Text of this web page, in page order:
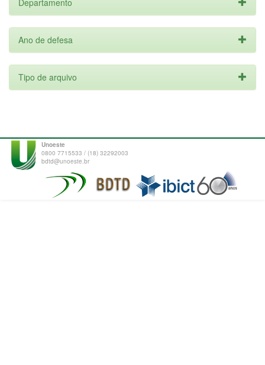
Departamento
Ano de defesa
Tipo de arquivo
Unoeste
0800 7715533 / (18) 32292003
bdtd@unoeste.br